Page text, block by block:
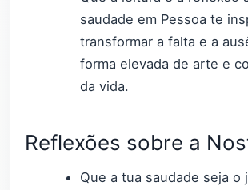
saudade em Pessoa te
transformar a falta e a
forma elevada de arte e
da vida.
Reflexões sobre a
Que a tua saudade seja o